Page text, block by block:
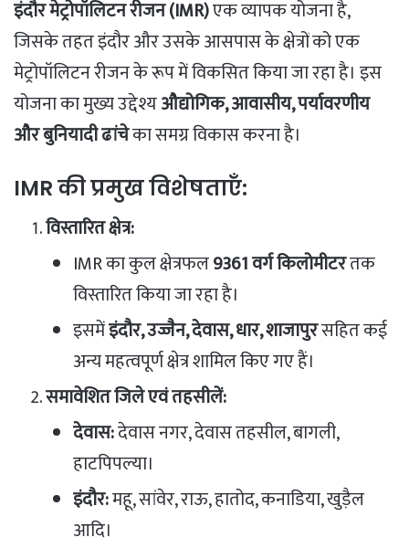
इंदौर मेट्रोपॉलिटन रीजन (IMR)एक व्यापक योजना है,
जिसके तहत इंदौर और उसके आसपास के क्षेत्रों को एक
मेट्रोपॉलिटन रीजन के रूप में विकसित किया जा रहा है। इस
योजना का मुख्य उद्देश्यऔद्योगिक, आवासीय, पर्यावरणीय
और बुनियादी ढांचेका समग्र विकास करना है।
IMR की प्रमुख विशेषताएँ:
विस्तारित क्षेत्र:
IMR का कुल क्षेत्रफल9361 वर्ग किलोमीटरतक
विस्तारित किया जा रहा है।
इसमेंइंदौर, उज्जैन, देवास, धार, शाजापुरसहित कई
अन्य महत्वपूर्ण क्षेत्र शामिल किए गए हैं।
समावेशित जिले एवं तहसीलें:
देवास:देवास नगर, देवास तहसील, बागली,
हाटपिपल्या।
इंदौर:महू, सांवेर, राऊ, हातोद, कनाडिया, खुड़ैल
आदि।